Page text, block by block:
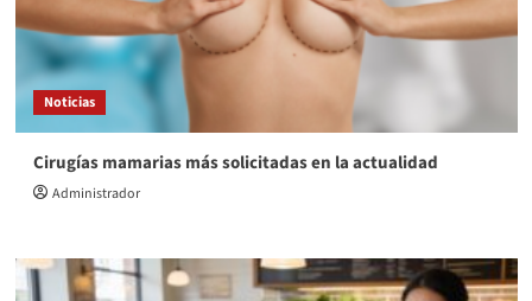
Noticias
Cirugías mamarias más solicitadas en la actualidad
Administrador